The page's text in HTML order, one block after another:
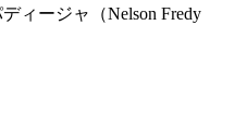
ィージャ（Nelson Fredy